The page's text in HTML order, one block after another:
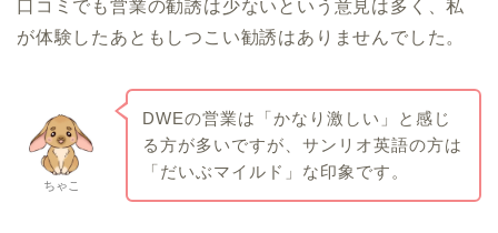
口コミでも営業の勧誘は少ないという意見は多く、私
が体験したあともしつこい勧誘はありませんでした。
ちゃこ
DWEの営業は「かなり激しい」と感じ
る方が多いですが、サンリオ英語の方は
「だいぶマイルド」な印象です。